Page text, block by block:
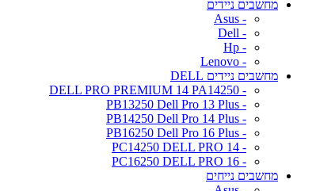
מחשבים ניידים
- Asus
- Dell
- Hp
- Lenovo
מחשבים ניידים DELL
- DELL PRO PREMIUM 14 PA14250
- PB13250 Dell Pro 13 Plus
- PB14250 Dell Pro 14 Plus
- PB16250 Dell Pro 16 Plus
- PC14250 DELL PRO 14
- PC16250 DELL PRO 16
מחשבים נייחים